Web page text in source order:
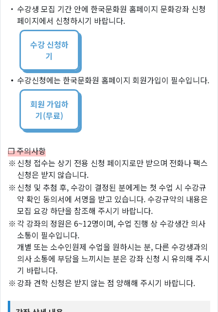
・ 수강생 모집 기간 안에 한국문화원 홈페이지 문화강좌 신청
페이지에서 신청하시기 바랍니다.
수강 신청하
기
・ 수강신청에는 한국문화원 홈페이지 회원가입이 필수입니다.
회원 가입하
기(무료)
❐ 주의사항
※ 신청 접수는 상기 전용 신청 페이지로만 받으며 전화나 팩스
신청은 받지 않습니다.
※ 신청 및 추첨 후, 수강이 결정된 분에게는 첫 수업 시 수강규
약 확인 동의서에 서명을 받고 있습니다. 수강규약의 내용은
모집 요강 하단을 참조해 주시기 바랍니다.
※ 각 강좌의 정원은 6~12명이며, 수업 진행 상 수강생간 의사
소통이 필수입니다.
개별 또는 소수인원제 수업을 원하시는 분, 다른 수강생과의
의사 소통에 부담을 느끼시는 분은 강좌 신청 시 유의해 주시
기 바랍니다.
※ 강좌 견학 신청은 받지 않는 점 양해해 주시기 바랍니다.